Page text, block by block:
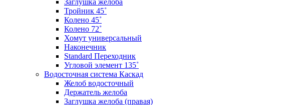
Тройник 45˚
Колено 45˚
Колено 72˚
Хомут универсальный
Наконечник
Standard Переходник
Угловой элемент 135˚
Водосточная система Каскад
Желоб водосточный
Держатель желоба
Заглушка желоба (правая)